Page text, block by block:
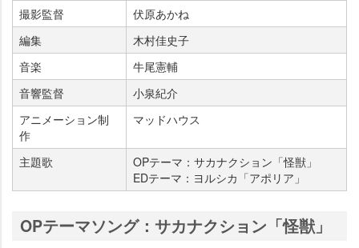
撮影監督
伏原あかね
編集
木村佳史子
音楽
牛尾憲輔
音響監督
小泉紀介
アニメーション制
作
マッドハウス
主題歌
OPテーマ：サカナクション「怪獣」
EDテーマ：ヨルシカ「アポリア」
OPテーマソング：サカナクション「怪獣」